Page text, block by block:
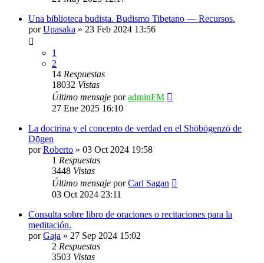
Una biblioteca budista. Budismo Tibetano — Recursos.
porUpasaka » 23 Feb 2024 13:56
1
2
14 Respuestas
18032 Vistas
Último mensaje poradminFM
27 Ene 2025 16:10
La doctrina y el concepto de verdad en el Shōbōgenzō de
Dōgen
porRoberto » 03 Oct 2024 19:58
1 Respuestas
3448 Vistas
Último mensaje porCarl Sagan
03 Oct 2024 23:11
Consulta sobre libro de oraciones o recitaciones para la
meditación.
porGaja » 27 Sep 2024 15:02
2 Respuestas
3503 Vistas